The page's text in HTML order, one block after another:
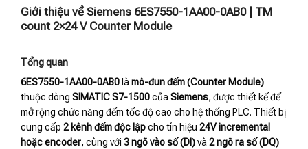
Giới thiệu về Siemens 6ES7550-1AA00-0AB0 | TM
count 2×24 V Counter Module
Tổng quan
6ES7550-1AA00-0AB0 làmô-đun đếm (Counter Module)
thuộc dòng SIMATIC S7-1500củaSiemens, được thiết kế để
mở rộng chức năng đếm tốc độ cao cho hệ thống PLC. Thiết bị
cung cấp 2 kênh đếm độc lậpcho tín hiệu 24V incremental
hoặc encoder, cùng với 3 ngõ vào số (DI)và2 ngõ ra số (DQ)